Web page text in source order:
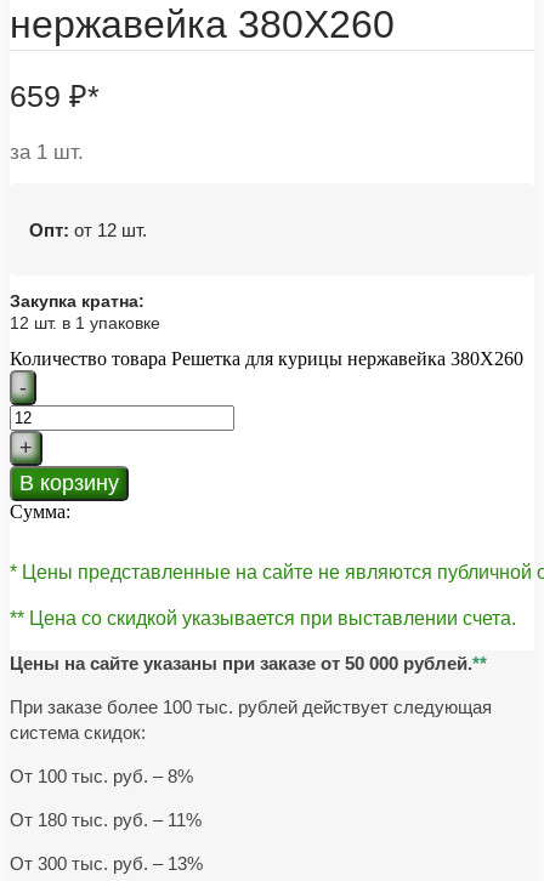
нержавейка 380Х260
659 ₽*
за 1 шт.
Опт: от 12 шт.
Закупка кратна:
12 шт. в 1 упаковке
Количество товара Решетка для курицы нержавейка 380Х260
-
+
В корзину
Сумма:
* Цены представленные на сайте не являются публичной
** Цена со скидкой указывается при выставлении счета.
Цены на сайте указаны при заказе от 50 000 рублей.**
При заказе более 100 тыс. рублей действует следующая
система скидок:
От 100 тыс. руб. – 8%
От 180 тыс. руб. – 11%
От 300 тыс. руб. – 13%